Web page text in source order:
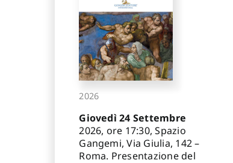
2026
Giovedì 24 Settembre
2026, ore 17:30, Spazio
Gangemi, Via Giulia, 142 –
Roma. Presentazione del